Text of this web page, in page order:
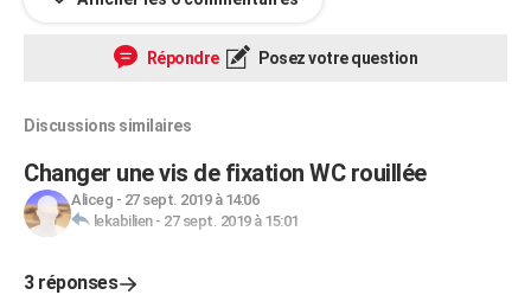
Répondre Posez votre question
Discussions similaires
Changer une vis de fixation WC rouillée
Aliceg - 27 sept. 2019 à 14:06
lekabilien- 27 sept. 2019 à 15:01
3 réponses